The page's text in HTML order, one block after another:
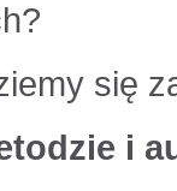
się
i